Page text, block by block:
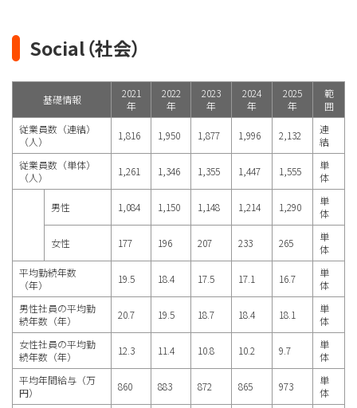
Social（社会）
基礎情報
2021
年
2022
年
2023
年
2024
年
2025
年
範
囲
従業員数（連結）
（人）
1,816 1,950 1,877 1,996 2,132
連
結
従業員数（単体）
（人）
1,261 1,346 1,355 1,447 1,555
単
体
男性 1,084 1,150 1,148 1,214 1,290
単
体
女性 177 196 207 233 265
単
体
平均勤続年数
（年）
19.5 18.4 17.5 17.1 16.7
単
体
男性社員の平均勤
続年数（年）
20.7 19.5 18.7 18.4 18.1
単
体
女性社員の平均勤
続年数（年）
12.3 11.4 10.8 10.2 9.7
単
体
平均年間給与（万
円）
860 883 872 865 973
単
体